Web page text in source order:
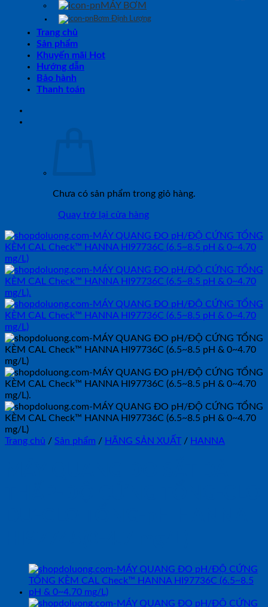
MÁY BƠM
Bơm Định Lượng
Trang chủ
Sản phẩm
Khuyến mãi Hot
Hướng dẫn
Bảo hành
Thanh toán
Chưa có sản phẩm trong giỏ hàng.
Quay trở lại cửa hàng
Trang chủ / Sản phẩm / HÃNG SẢN XUẤT / HANNA